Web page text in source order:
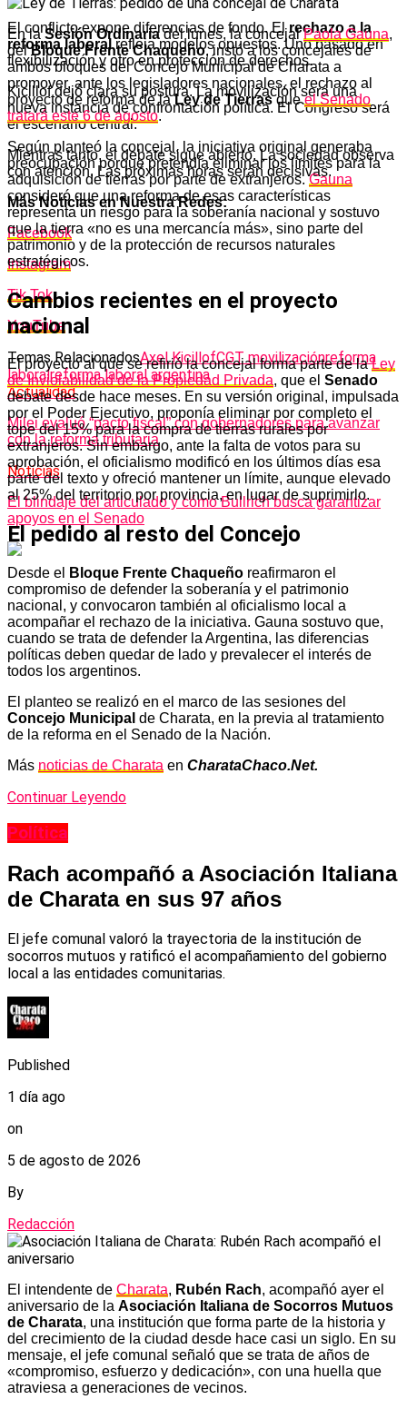
El conflicto expone diferencias de fondo. Elrechazo a la
reforma laboralrefleja modelos opuestos. Uno basado en
flexibilización y otro en protección de derechos.
Kicillof dejó clara su postura. La movilización será una
nueva instancia de confrontación política. El Congreso será
el escenario central.
Mientras tanto, el debate sigue abierto. La sociedad observa
con atención. Las próximas horas serán decisivas.
Más Noticias en Nuestra Redes:
Facebook
Instagram
Tik Tok
YouTube
Temas RelacionadosAxel KicillofCGT movilizaciónreforma
laboralreforma laboral argentina
Actualidad
Milei evaluó “pacto fiscal” con gobernadores para avanzar
con la reforma tributaria
Noticias
El blindaje del articulado y cómo Bullrich busca garantizar
apoyos en el Senado
En laSesión Ordinariadel lunes, la concejalPaola Gauna,
delBloque Frente Chaqueño, instó a los concejales de
ambos bloques del Concejo Municipal de Charata a
promover, ante los legisladores nacionales, el rechazo al
proyecto de reforma de laLey de Tierrasqueel Senado
tratará este 6 de agosto.
Según planteó la concejal, la iniciativa original generaba
preocupación porque pretendía eliminar los límites para la
adquisición de tierras por parte de extranjeros.Gauna
consideró que una reforma de esas características
representa un riesgo para la soberanía nacional y sostuvo
que la tierra «no es una mercancía más», sino parte del
patrimonio y de la protección de recursos naturales
estratégicos.
Cambios recientes en el proyecto
nacional
El proyecto al que se refirió la concejal forma parte de laLey
de Inviolabilidad de la Propiedad Privada, que el Senado
debate desde hace meses. En su versión original, impulsada
por el Poder Ejecutivo, proponía eliminar por completo el
tope del 15% para la compra de tierras rurales por
extranjeros. Sin embargo, ante la falta de votos para su
aprobación, el oficialismo modificó en los últimos días esa
parte del texto y ofreció mantener un límite, aunque elevado
al 25% del territorio por provincia, en lugar de suprimirlo.
El pedido al resto del Concejo
Desde el Bloque Frente Chaqueño reafirmaron el
compromiso de defender la soberanía y el patrimonio
nacional, y convocaron también al oficialismo local a
acompañar el rechazo de la iniciativa. Gauna sostuvo que,
cuando se trata de defender la Argentina, las diferencias
políticas deben quedar de lado y prevalecer el interés de
todos los argentinos.
El planteo se realizó en el marco de las sesiones del
Concejo Municipal de Charata, en la previa al tratamiento
de la reforma en el Senado de la Nación.
Más noticias de Charata en CharataChaco.Net.
Continuar Leyendo
Política
Rach acompañó a Asociación Italiana
de Charata en sus 97 años
El jefe comunal valoró la trayectoria de la institución de
socorros mutuos y ratificó el acompañamiento del gobierno
local a las entidades comunitarias.
Published
1 día ago
on
5 de agosto de 2026
By
Redacción
El intendente de Charata, Rubén Rach, acompañó ayer el
aniversario de la Asociación Italiana de Socorros Mutuos
de Charata, una institución que forma parte de la historia y
del crecimiento de la ciudad desde hace casi un siglo. En su
mensaje, el jefe comunal señaló que se trata de años de
«compromiso, esfuerzo y dedicación», con una huella que
atraviesa a generaciones de vecinos.